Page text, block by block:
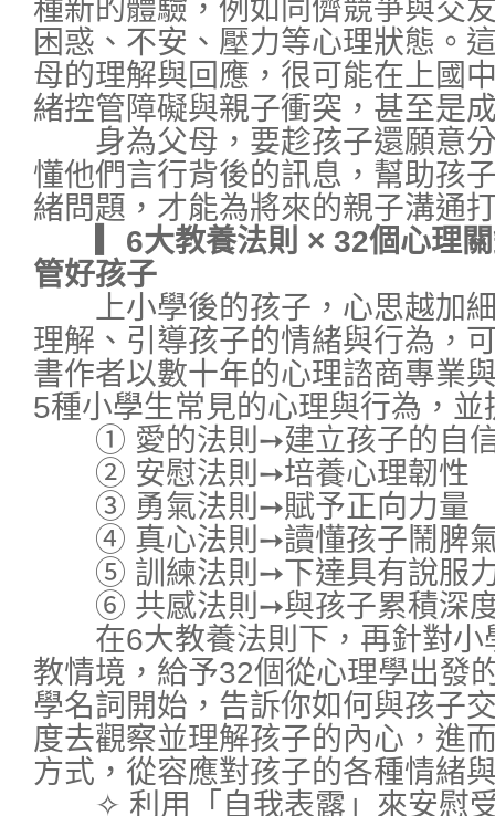
種新的體驗，例如同儕競爭與交
困惑、不安、壓力等心理狀態。
母的理解與回應，很可能在上國
緒控管障礙與親子衝突，甚至是
身為父母，要趁孩子還願意分
懂他們言行背後的訊息，幫助孩
緒問題，才能為將來的親子溝通
▎6大教養法則 × 32個心理關
管好孩子
上小學後的孩子，心思越加細
理解、引導孩子的情緒與行為，
書作者以數十年的心理諮商專業
5種小學生常見的心理與行為，
① 愛的法則➙建立孩子的自信
② 安慰法則➙培養心理韌性
③ 勇氣法則➙賦予正向力量
④ 真心法則➙讀懂孩子鬧脾
⑤ 訓練法則➙下達具有說服
⑥ 共感法則➙與孩子累積深
在6大教養法則下，再針對小
教情境，給予32個從心理學出發
學名詞開始，告訴你如何與孩子
度去觀察並理解孩子的內心，進
方式，從容應對孩子的各種情緒
✧ 利用「自我表露」來安慰